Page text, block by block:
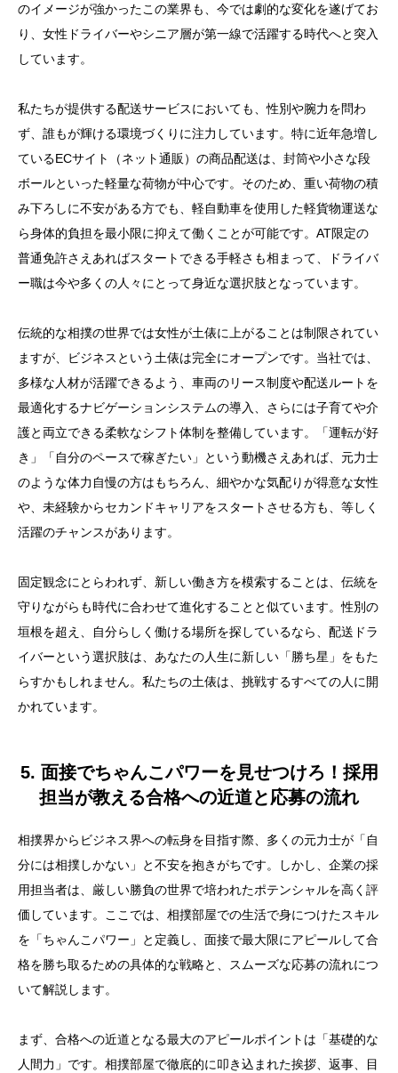
のイメージが強かったこの業界も、今では劇的な変化を遂げてお
り、女性ドライバーやシニア層が第一線で活躍する時代へと突入
しています。
私たちが提供する配送サービスにおいても、性別や腕力を問わ
ず、誰もが輝ける環境づくりに注力しています。特に近年急増し
ているECサイト（ネット通販）の商品配送は、封筒や小さな段
ボールといった軽量な荷物が中心です。そのため、重い荷物の積
み下ろしに不安がある方でも、軽自動車を使用した軽貨物運送な
ら身体的負担を最小限に抑えて働くことが可能です。AT限定の
普通免許さえあればスタートできる手軽さも相まって、ドライバ
ー職は今や多くの人々にとって身近な選択肢となっています。
伝統的な相撲の世界では女性が土俵に上がることは制限されてい
ますが、ビジネスという土俵は完全にオープンです。当社では、
多様な人材が活躍できるよう、車両のリース制度や配送ルートを
最適化するナビゲーションシステムの導入、さらには子育てや介
護と両立できる柔軟なシフト体制を整備しています。「運転が好
き」「自分のペースで稼ぎたい」という動機さえあれば、元力士
のような体力自慢の方はもちろん、細やかな気配りが得意な女性
や、未経験からセカンドキャリアをスタートさせる方も、等しく
活躍のチャンスがあります。
固定観念にとらわれず、新しい働き方を模索することは、伝統を
守りながらも時代に合わせて進化することと似ています。性別の
垣根を超え、自分らしく働ける場所を探しているなら、配送ドラ
イバーという選択肢は、あなたの人生に新しい「勝ち星」をもた
らすかもしれません。私たちの土俵は、挑戦するすべての人に開
かれています。
5. 面接でちゃんこパワーを見せつけろ！採用
担当が教える合格への近道と応募の流れ
相撲界からビジネス界への転身を目指す際、多くの元力士が「自
分には相撲しかない」と不安を抱きがちです。しかし、企業の採
用担当者は、厳しい勝負の世界で培われたポテンシャルを高く評
価しています。ここでは、相撲部屋での生活で身につけたスキル
を「ちゃんこパワー」と定義し、面接で最大限にアピールして合
格を勝ち取るための具体的な戦略と、スムーズな応募の流れにつ
いて解説します。
まず、合格への近道となる最大のアピールポイントは「基礎的な
人間力」です。相撲部屋で徹底的に叩き込まれた挨拶、返事、目